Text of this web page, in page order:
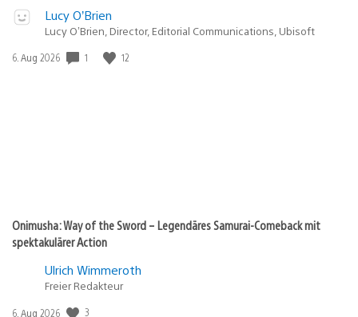
Lucy O’Brien
Lucy O’Brien, Director, Editorial Communications, Ubisoft
Veröffentlichungsdatum:
6. Aug 2026 1 12
Onimusha: Way of the Sword – Legendäres Samurai-Comeback mit
spektakulärer Action
Ulrich Wimmeroth
Freier Redakteur
Veröffentlichungsdatum:
6. Aug 2026 3